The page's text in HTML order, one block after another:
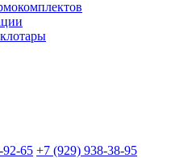
92-65 +7 (929) 938-38-95